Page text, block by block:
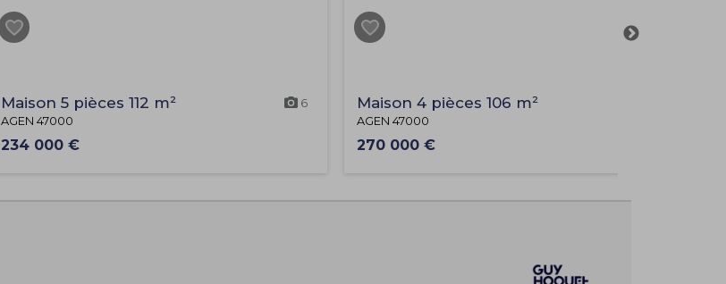
Maison 5 pièces 112 m² 6
AGEN 47000
234 000 €
Maison 4 pièces 106 m²
AGEN 47000
270 000 €